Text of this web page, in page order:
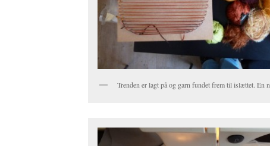
Trenden er lagt på og garn fundet frem til islættet. En